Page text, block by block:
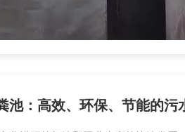
池：高效、环保、节能的污